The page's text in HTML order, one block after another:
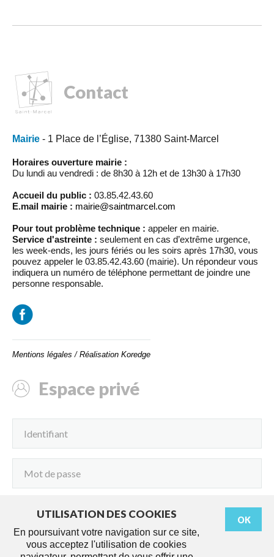
Contact
Mairie - 1 Place de l’Église, 71380 Saint-Marcel
Horaires ouverture mairie :
Du lundi au vendredi : de 8h30 à 12h et de 13h30 à 17h30
Accueil du public : 03.85.42.43.60
E.mail mairie : mairie@saintmarcel.com
Pour tout problème technique : appeler en mairie.
Service d'astreinte : seulement en cas d’extrême urgence,
les week-ends, les jours fériés ou les soirs après 17h30, vous
pouvez appeler le 03.85.42.43.60 (mairie). Un répondeur vous
indiquera un numéro de téléphone permettant de joindre une
personne responsable.
Mentions légales / Réalisation Koredge
Espace privé
OK
UTILISATION DES COOKIES
En poursuivant votre navigation sur ce site,
vous acceptez l'utilisation de cookies